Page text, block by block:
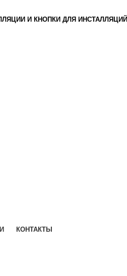
И КНОПКИ ДЛЯ ИНСТАЛЛЯЦИЙ
КОНТАКТЫ